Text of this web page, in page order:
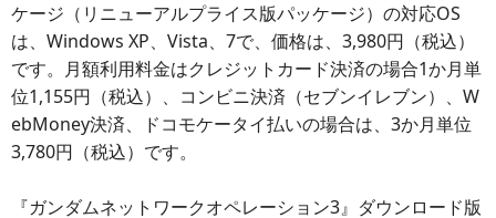
ケージ（リニューアルプライス版パッケージ）の対応OS
は、Windows XP、Vista、7で、価格は、3,980円（税込）
です。月額利用料金はクレジットカード決済の場合1か月単
位1,155円（税込）、コンビニ決済（セブンイレブン）、W
ebMoney決済、ドコモケータイ払いの場合は、3か月単位
3,780円（税込）です。
『ガンダムネットワークオペレーション3』ダウンロード版